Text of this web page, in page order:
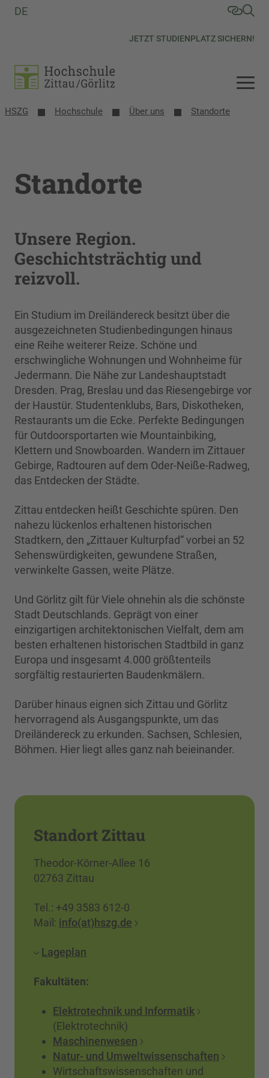
JETZT STUDIENPLATZ SICHERN!
DE
HSZG Hochschule Über uns Standorte
Standorte
Unsere Region.
Geschichtsträchtig und
reizvoll.
Ein Studium im Dreiländereck besitzt über die
ausgezeichneten Studienbedingungen hinaus
eine Reihe weiterer Reize. Schöne und
erschwingliche Wohnungen und Wohnheime für
Jedermann. Die Nähe zur Landeshauptstadt
Dresden. Prag, Breslau und das Riesengebirge vor
der Haustür. Studentenklubs, Bars, Diskotheken,
Restaurants um die Ecke. Perfekte Bedingungen
für Outdoorsportarten wie Mountainbiking,
Klettern und Snowboarden. Wandern im Zittauer
Gebirge, Radtouren auf dem Oder-Neiße-Radweg,
das Entdecken der Städte.
Zittau entdecken heißt Geschichte spüren. Den
nahezu lückenlos erhaltenen historischen
Stadtkern, den „Zittauer Kulturpfad“ vorbei an 52
Sehenswürdigkeiten, gewundene Straßen,
verwinkelte Gassen, weite Plätze.
Und Görlitz gilt für Viele ohnehin als die schönste
Stadt Deutschlands. Geprägt von einer
einzigartigen architektonischen Vielfalt, dem am
besten erhaltenen historischen Stadtbild in ganz
Europa und insgesamt 4.000 größtenteils
sorgfältig restaurierten Baudenkmälern.
Darüber hinaus eignen sich Zittau und Görlitz
hervorragend als Ausgangspunkte, um das
Dreiländereck zu erkunden. Sachsen, Schlesien,
Böhmen. Hier liegt alles ganz nah beieinander.
Standort Zittau
Theodor-Körner-Allee 16
02763 Zittau
Tel.: +49 3583 612-0
Mail: info(at)hszg.de
Lageplan
Fakultäten:
Elektrotechnik und Informatik
(Elektrotechnik)
Maschinenwesen
Natur- und Umweltwissenschaften
Wirtschaftswissenschaften und